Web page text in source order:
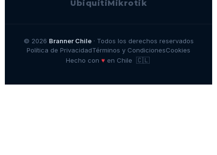
UbiquitiMikrotik
© 2026 Branner Chile· Todos los derechos reservados
Política de PrivacidadTérminos y CondicionesCookies
Hecho con ♥en Chile 🇨🇱